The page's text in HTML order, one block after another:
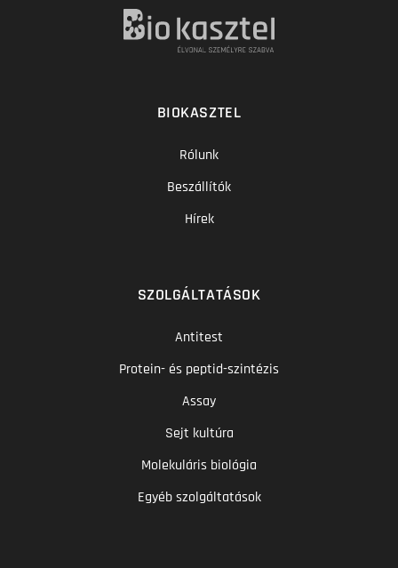
BIOKASZTEL
Rólunk
Beszállítók
Hírek
SZOLGÁLTATÁSOK
Antitest
Protein- és peptid-szintézis
Assay
Sejt kultúra
Molekuláris biológia
Egyéb szolgáltatások